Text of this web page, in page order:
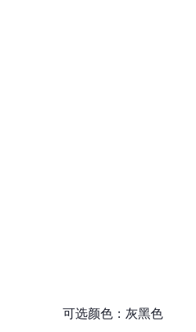
可选颜色：灰黑色